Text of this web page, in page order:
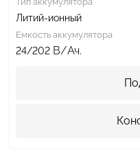
Литий-ионный
Емкость аккумулятора
24/202 В/Ач.